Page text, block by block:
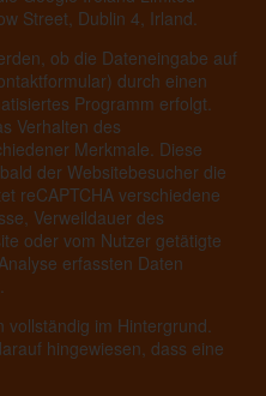
Street, Dublin 4, Irland.
ob die Dateneingabe auf
durch einen
Programm erfolgt.
Verhalten des
Merkmale. Diese
der Websitebesucher die
reCAPTCHA verschiedene
Verweildauer des
oder vom Nutzer getätigte
erfassten Daten
vollständig im Hintergrund.
hingewiesen, dass eine